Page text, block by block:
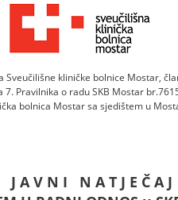
Sveučilišne kliničke bolnice Mostar,
7. Pravilnika o radu SKB Mostar
bolnica Mostar sa sjedištem u
J A V N I N A T J E Č A J